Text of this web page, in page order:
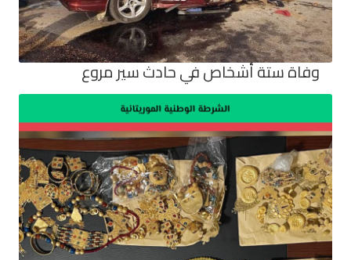
وفاة ستة أشخاص في حادث سير مروع